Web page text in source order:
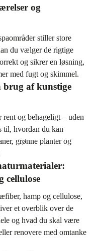
og
stiller store
du vælger de rigtige
og sikrer en løsning,
med fugt og skimmel.
brug af kunstige
og behageligt – uden
til, hvordan du kan
grønne planter og
cellulose
hamp og cellulose,
et overblik over de
og hvad du skal være
renovere med omtanke